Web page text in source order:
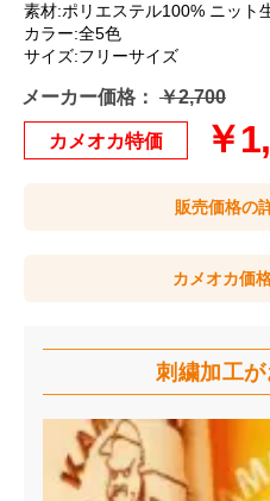
素材:ポリエステル100% ニット
カラー:全5色
サイズ:フリーサイズ
メーカー価格： ￥2,700
カメオカ特価 ￥
販売価格の
カメオカ価
刺繍加工が